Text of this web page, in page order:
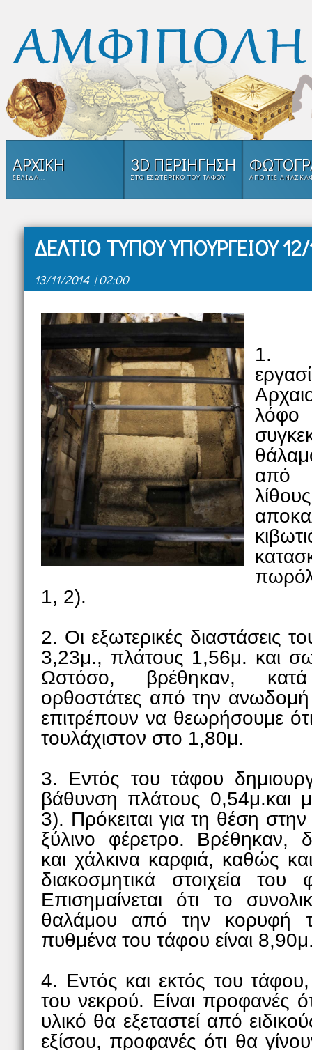
ΑΡΧΙΚΗ
ΣΕΛΊΔΑ...
3D ΠΕΡΙΗΓΗΣΗ
ΣΤΟ ΕΣΩΤΕΡΙΚΌ ΤΟΥ ΤΑΦΟΥ ΑΠΌ ΤΙΣ
ΔΕΛΤΙΟ ΤΥΠΟΥ ΥΠΟΥΡΓΕΙΟΥ 12/
13/11/2014 | 02:00
1.
από
1, 2).
2. Οι εξωτερικές διαστάσεις
3,23μ., πλάτους 1,56μ. και
Ωστόσο, βρέθηκαν,
ορθοστάτες από την
επιτρέπουν να θεωρήσουμε
τουλάχιστον στο 1,80μ.
3. Εντός του τάφου
βάθυνση πλάτους 0,54μ.και
3). Πρόκειται για τη θέση
ξύλινο φέρετρο. Βρέθηκαν,
και χάλκινα καρφιά, καθώς
διακοσμητικά στοιχεία
Επισημαίνεται ότι το
θαλάμου από την κορυφή
πυθμένα του τάφου είναι
4. Εντός και εκτός του
του νεκρού. Είναι προφανές
υλικό θα εξεταστεί από
εξίσου, προφανές ότι θα